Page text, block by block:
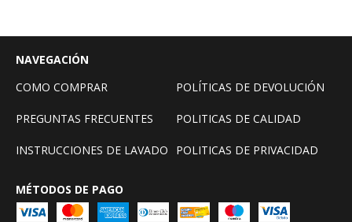
NAVEGACIÓN
COMO COMPRAR
POLÍTICAS DE DEVOLUCIÓN
PREGUNTAS FRECUENTES POLITICAS DE CALIDAD
INSTRUCCIONES DE LAVADO POLITICAS DE PRIVACIDAD
MÉTODOS DE PAGO